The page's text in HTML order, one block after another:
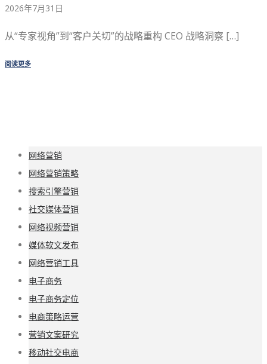
2026年7月31日
从“专家视角”到“客户关切”的战略重构 CEO 战略洞察 […]
阅读更多
网络营销
网络营销策略
搜索引擎营销
社交媒体营销
网络视频营销
媒体软文发布
网络营销工具
电子商务
电子商务定位
电商策略运营
营销文案研究
移动社交电商